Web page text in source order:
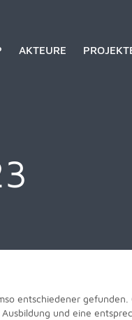
AKTEURE
entschiedener gefunden.
und eine